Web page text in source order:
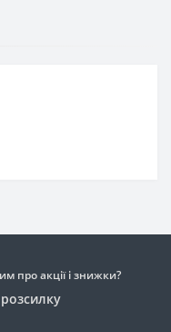
про акції і знижки?